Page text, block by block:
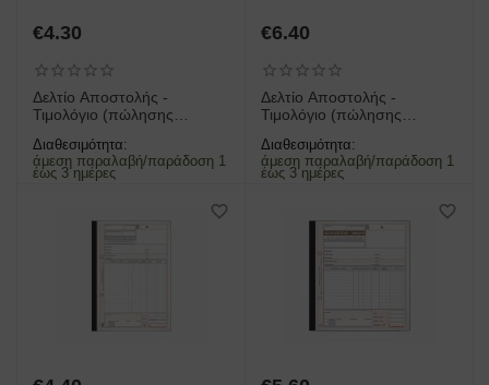
€4.30
Δελτίο Αποστολής -
Τιμολόγιο (πώλησης
17x25cm
Διαθεσιμότητα:
άμεση παραλαβή/παράδοση 1
έως 3 ημέρες
€6.40
Δελτίο Αποστολής -
Τιμολόγιο (πώλησης
17x25cm
Διαθεσιμότητα:
άμεση παραλαβή/παράδοση 1
έως 3 ημέρες